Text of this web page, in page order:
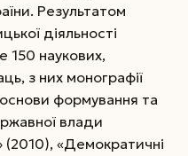
Результатом
діяльності
150 наукових,
з них монографії
основи формування та
влади
(2010), «Демократичні